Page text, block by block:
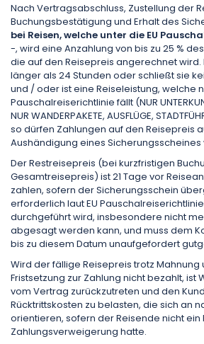
Nach Vertragsabschluss, Zustellung der
Buchungsbestätigung und Erhalt des
bei Reisen, welche unter die EU
-, wird eine Anzahlung von bis zu 25 %
die auf den Reisepreis angerechnet wird.
länger als 24 Stunden oder schließt sie
und / oder ist eine Reiseleistung, welche
Pauschalreiserichtlinie fällt (NUR
NUR WANDERPAKETE, AUSFLÜGE,
so dürfen Zahlungen auf den Reisepreis
Aushändigung eines
Der Restreisepreis (bei kurzfristigen
Gesamtreisepreis) ist 21 Tage vor
zahlen, sofern der Sicherungsschein
erforderlich laut EU
durchgeführt wird, insbesondere nicht
abgesagt werden kann, und muss dem
bis zu diesem Datum unaufgefordert
Wird der fällige Reisepreis trotz
Fristsetzung zur Zahlung nicht bezahlt, ist
vom Vertrag zurückzutreten und den
Rücktrittskosten zu belasten, die sich an
orientieren, sofern der Reisende nicht ein
Zahlungsverweigerung hatte.